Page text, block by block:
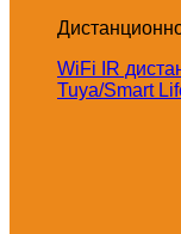
WiFi IR
Tuya/Smart